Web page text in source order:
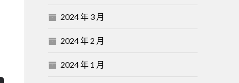
2024 年 3 月
2024 年 2 月
2024 年 1 月